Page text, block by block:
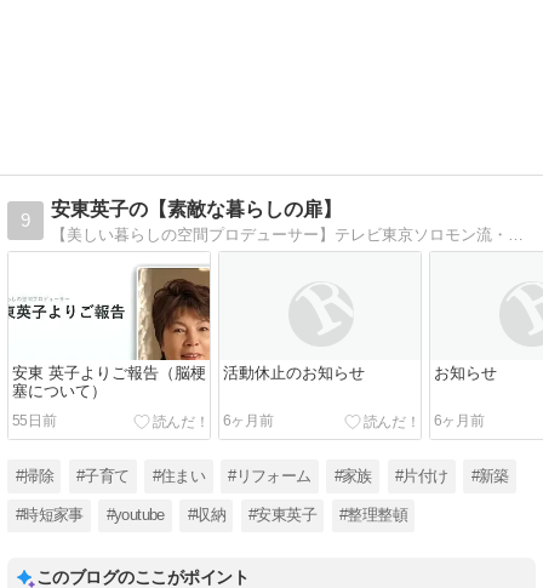
9
安東英子の【素敵な暮らしの扉】
【美しい暮らしの空間プロデューサー】テレビ東京ソロモン流・日曜ビッグバラエティ、テレビ朝日ワイド!スクランブル他、テレビ出演は１００回を越え、多くの方の収納の悩みを解決。YouTubeチャンネルを開設し、2020年3月から動画配信スタート。
安東 英子よりご報告（脳梗
塞について）
55日前
活動休止のお知らせ
6ヶ月前
お知らせ
6ヶ月前
#掃除 #子育て #住まい #リフォーム #家族 #片付け #新築
#時短家事 #youtube #収納 #安東英子 #整理整頓
このブログのここがポイント